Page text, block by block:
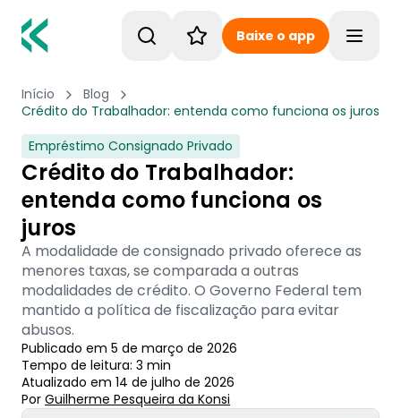
Baixe o app
Início
Blog
Crédito do Trabalhador: entenda como funciona os juros
Empréstimo Consignado Privado
Crédito do Trabalhador:
entenda como funciona os
juros
A modalidade de consignado privado oferece as
menores taxas, se comparada a outras
modalidades de crédito. O Governo Federal tem
mantido a política de fiscalização para evitar
abusos.
Publicado em 5 de março de 2026
Tempo de leitura: 3 min
Atualizado em 14 de julho de 2026
Por Guilherme Pesqueira da Konsi